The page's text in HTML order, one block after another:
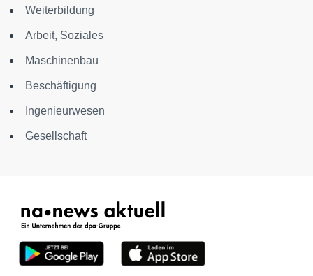
Weiterbildung
Arbeit, Soziales
Maschinenbau
Beschäftigung
Ingenieurwesen
Gesellschaft